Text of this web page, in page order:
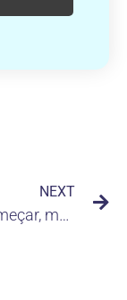
NEXT
Live Recomeçar, marcador de Saúde Mental